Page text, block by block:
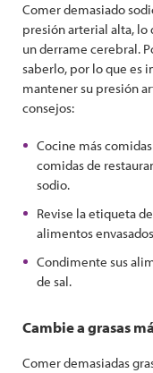
Comer demasiado
presión arterial alta, lo
un derrame cerebral.
saberlo, por lo que es
mantener su presión
consejos:
Cocine más
comidas de
sodio.
Revise la etiqueta
alimentos
Condimente sus
de sal.
Cambie a grasas
Comer demasiadas